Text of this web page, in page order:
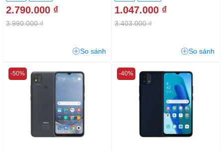
2.790.000 ₫
3.990.000 ₫
So sánh
1.047.000 ₫
3.403.000 ₫
So sánh
-50% -40%